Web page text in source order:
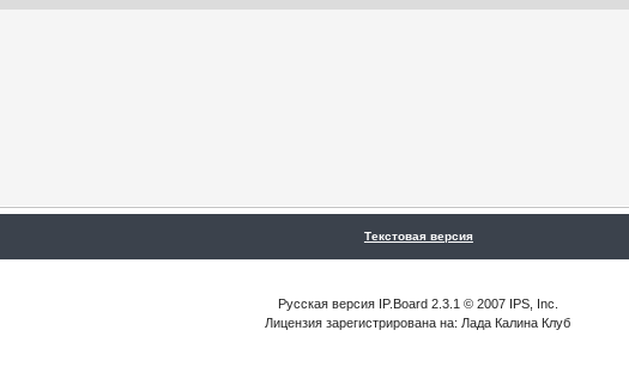
Текстовая версия
Русская версия IP.Board 2.3.1 © 2007 IPS, Inc.
Лицензия зарегистрирована на: Лада Калина Клуб